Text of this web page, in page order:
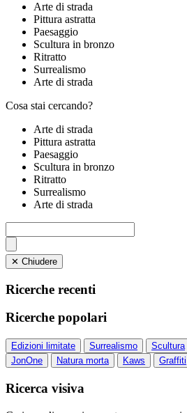
Arte di strada
Pittura astratta
Paesaggio
Scultura in bronzo
Ritratto
Surrealismo
Arte di strada
Cosa stai cercando?
Arte di strada
Pittura astratta
Paesaggio
Scultura in bronzo
Ritratto
Surrealismo
Arte di strada
✕ Chiudere
Ricerche recenti
Ricerche popolari
Edizioni limitate Surrealismo Scultura
JonOne
Natura morta Kaws Graffiti
Ricerca visiva